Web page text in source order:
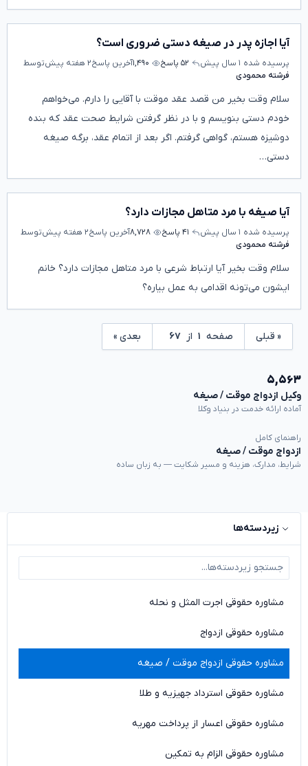
آیا اجازه پدر در صیغه دستی ضروری است؟
پرسیده شده ۱ سال پیش ۵۲ پاسخ ۱,۴۹۰آخرین پاسخ۲ هفته پیش
توسط
فرشته محمودی
سلام وقت بخیر من قصد عقد موقت با آقایی را دارم. می‌خواهم
خودم دستی بنویسم و با در نظر گرفتن شرایط صحت عقد که بنده
دوشیزه هستم، گواهی گرفتم. اگر بعد از اتمام عقد، برگه صیغه
دستی…
آیا صیغه با مرد متاهل مجازات دارد؟
پرسیده شده ۱ سال پیش ۴۱ پاسخ ۸,۷۲۸آخرین پاسخ۲ هفته پیش
توسط
فرشته محمودی
سلام وقت بخیر آیا ارتباط شرعی با مرد متاهل مجازات دارد؟ خانم
ایشون می‌تونه اقدامی به عمل بیاره؟
« قبلی صفحه ۱ از ۶۷ بعدی »
۵,۵۶۳
وکیل ازدواج موقت / صیغه
آماده ارائه خدمت در بنیاد وکلا
راهنمای کامل
ازدواج موقت / صیغه
شرایط، مدارک، هزینه و مسیر شکایت — به زبان ساده
زیردسته‌ها
مشاوره حقوقی اجرت المثل و نحله
مشاوره حقوقی ازدواج
مشاوره حقوقی ازدواج موقت / صیغه
مشاوره حقوقی استرداد جهیزیه و طلا
مشاوره حقوقی اعسار از پرداخت مهریه
مشاوره حقوقی الزام به تمکین